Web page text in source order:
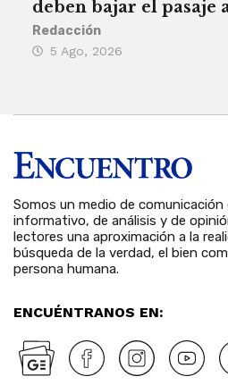
deben bajar el pasaje
Redacción
5 Ago, 2026
Somos un medio de
informativo, de análisis y de
lectores una aproximación a la
búsqueda de la verdad, el bien
persona humana.
ENCUÉNTRANOS EN: